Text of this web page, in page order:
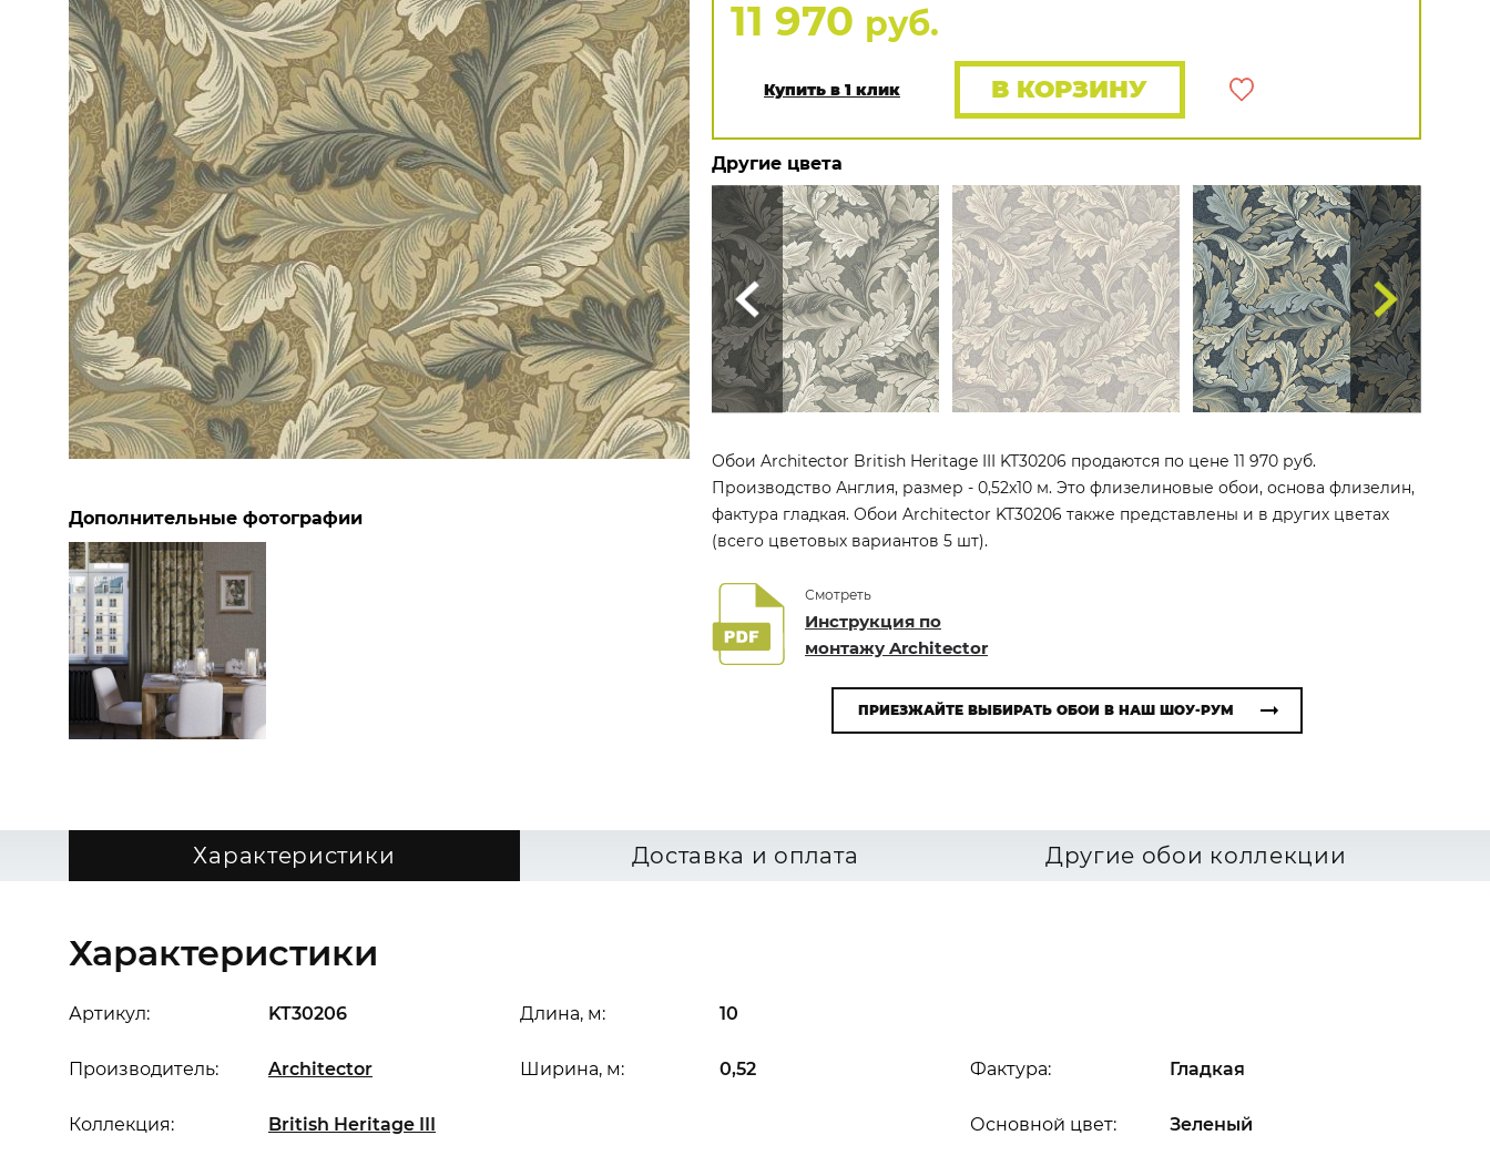
ЦВЕТА
ПОКАЗАТЬ ВСЕ ОБОИ
Дополнительные фотографии
11 970 руб.
Купить в 1 клик В КОРЗИНУ
Другие цвета
Обои Architector British Heritage III KT30206 продаются по цене 11 970 руб.
Производство Англия, размер - 0,52x10 м. Это флизелиновые обои, основа флизелин,
фактура гладкая. Обои Architector KT30206 также представлены и в других цветах
(всего цветовых вариантов 5 шт).
Смотреть
Инструкция по
монтажу Architector
ПРИЕЗЖАЙТЕ ВЫБИРАТЬ ОБОИ В НАШ ШОУ-РУМ
Характеристики Доставка и оплата Другие обои коллекции
Характеристики
Артикул: KT30206
Производитель: Architector
Коллекция: British Heritage III
Длина, м: 10
Ширина, м: 0,52
Основной цвет: Зеленый
Фактура: Гладкая